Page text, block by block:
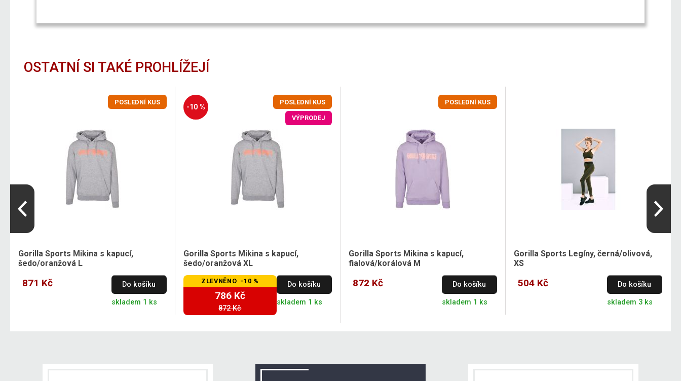
OSTATNÍ SI TAKÉ PROHLÍŽEJÍ
POSLEDNÍ KUS
Gorilla Sports Mikina s kapucí,
šedo/oranžová L
871 Kč Do košíku
skladem 1 ks
-10 %
POSLEDNÍ KUS
VÝPRODEJ
Gorilla Sports Mikina s kapucí,
šedo/oranžová XL
ZLEVNĚNO -10 %
786 Kč
872 Kč
Do košíku
skladem 1 ks
POSLEDNÍ KUS
Gorilla Sports Mikina s kapucí,
fialová/korálová M
872 Kč Do košíku
skladem 1 ks
Gorilla Sports Legíny, černá/olivová,
XS
504 Kč Do košíku
skladem 3 ks